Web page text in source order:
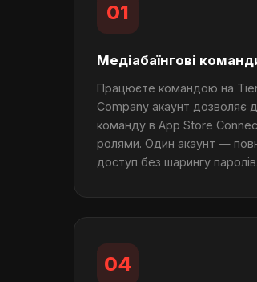
01
Медіабаїнгові
Працюєте командою на
Company акаунт дозволяє
команду в App Store
ролями. Один акаунт —
доступ без шарингу паролів.
04